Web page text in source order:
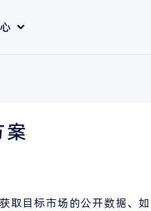
案
取目标市场的公开数据、如